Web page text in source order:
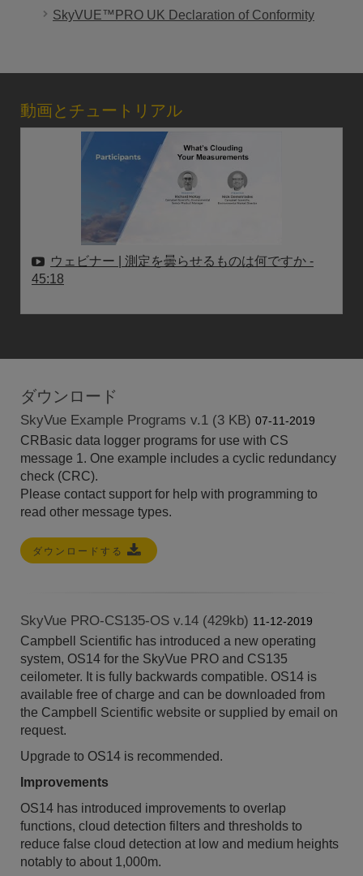
SkyVUE™PRO UK Declaration of Conformity
動画とチュートリアル
ウェビナー | 測定を曇らせるものは何ですか -
45:18
ダウンロード
SkyVue Example Programs v.1 (3 KB) 07-11-2019
CRBasic data logger programs for use with CS
message 1. One example includes a cyclic redundancy
check (CRC).
Please contact support for help with programming to
read other message types.
ダウンロードする
SkyVue PRO-CS135-OS v.14 (429kb) 11-12-2019
Campbell Scientific has introduced a new operating
system, OS14 for the SkyVue PRO and CS135
ceilometer. It is fully backwards compatible. OS14 is
available free of charge and can be downloaded from
the Campbell Scientific website or supplied by email on
request.
Upgrade to OS14 is recommended.
Improvements
OS14 has introduced improvements to overlap
functions, cloud detection filters and thresholds to
reduce false cloud detection at low and medium heights
notably to about 1,000m.